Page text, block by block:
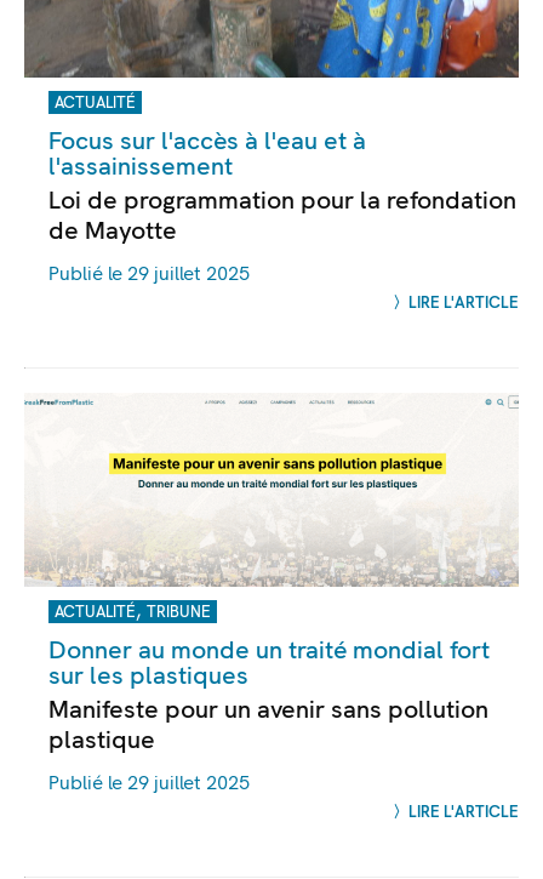
ACTUALITÉ
Focus sur l'accès à l'eau et à
l'assainissement
Loi de programmation pour la refondation
de Mayotte
Publié le 29 juillet 2025
LIRE L'ARTICLE
ACTUALITÉ, TRIBUNE
Donner au monde un traité mondial fort
sur les plastiques
Manifeste pour un avenir sans pollution
plastique
Publié le 29 juillet 2025
LIRE L'ARTICLE